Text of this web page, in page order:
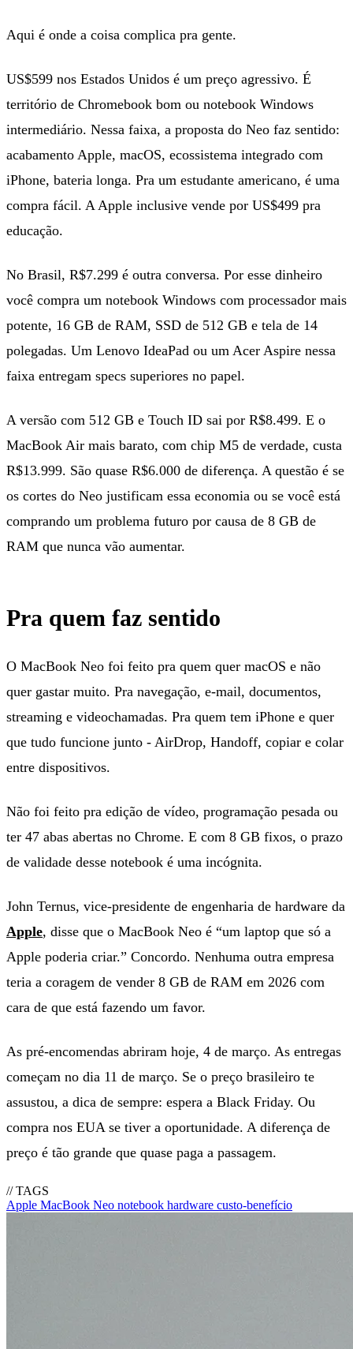
Aqui é onde a coisa complica pra gente.
US$599 nos Estados Unidos é um preço agressivo. É
território de Chromebook bom ou notebook Windows
intermediário. Nessa faixa, a proposta do Neo faz sentido:
acabamento Apple, macOS, ecossistema integrado com
iPhone, bateria longa. Pra um estudante americano, é uma
compra fácil. A Apple inclusive vende por US$499 pra
educação.
No Brasil, R$7.299 é outra conversa. Por esse dinheiro
você compra um notebook Windows com processador mais
potente, 16 GB de RAM, SSD de 512 GB e tela de 14
polegadas. Um Lenovo IdeaPad ou um Acer Aspire nessa
faixa entregam specs superiores no papel.
A versão com 512 GB e Touch ID sai por R$8.499. E o
MacBook Air mais barato, com chip M5 de verdade, custa
R$13.999. São quase R$6.000 de diferença. A questão é se
os cortes do Neo justificam essa economia ou se você está
comprando um problema futuro por causa de 8 GB de
RAM que nunca vão aumentar.
Pra quem faz sentido
O MacBook Neo foi feito pra quem quer macOS e não
quer gastar muito. Pra navegação, e-mail, documentos,
streaming e videochamadas. Pra quem tem iPhone e quer
que tudo funcione junto - AirDrop, Handoff, copiar e colar
entre dispositivos.
Não foi feito pra edição de vídeo, programação pesada ou
ter 47 abas abertas no Chrome. E com 8 GB fixos, o prazo
de validade desse notebook é uma incógnita.
John Ternus, vice-presidente de engenharia de hardware da
Apple, disse que o MacBook Neo é “um laptop que só a
Apple poderia criar.” Concordo. Nenhuma outra empresa
teria a coragem de vender 8 GB de RAM em 2026 com
cara de que está fazendo um favor.
As pré-encomendas abriram hoje, 4 de março. As entregas
começam no dia 11 de março. Se o preço brasileiro te
assustou, a dica de sempre: espera a Black Friday. Ou
compra nos EUA se tiver a oportunidade. A diferença de
preço é tão grande que quase paga a passagem.
// TAGS
Apple MacBook Neo notebook hardware custo-benefício